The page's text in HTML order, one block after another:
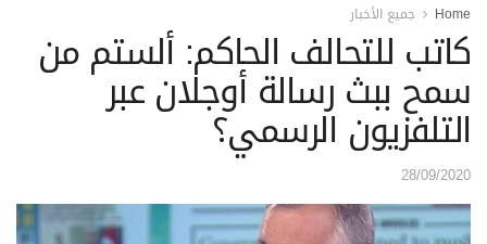
Home جميع الأخبار
كاتب للتحالف الحاكم: ألستم من
سمح ببث رسالة أوجلان عبر
التلفزيون الرسمي؟
28/09/2020